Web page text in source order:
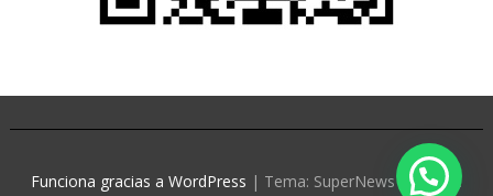
Funciona gracias a WordPress | Tema: SuperNews deAcme